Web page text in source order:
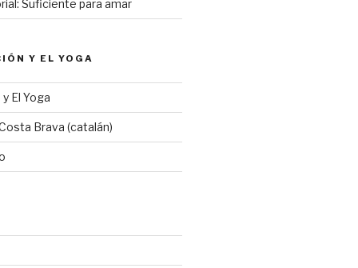
Suficiente para amar
Y EL YOGA
El Yoga
Brava (catalán)